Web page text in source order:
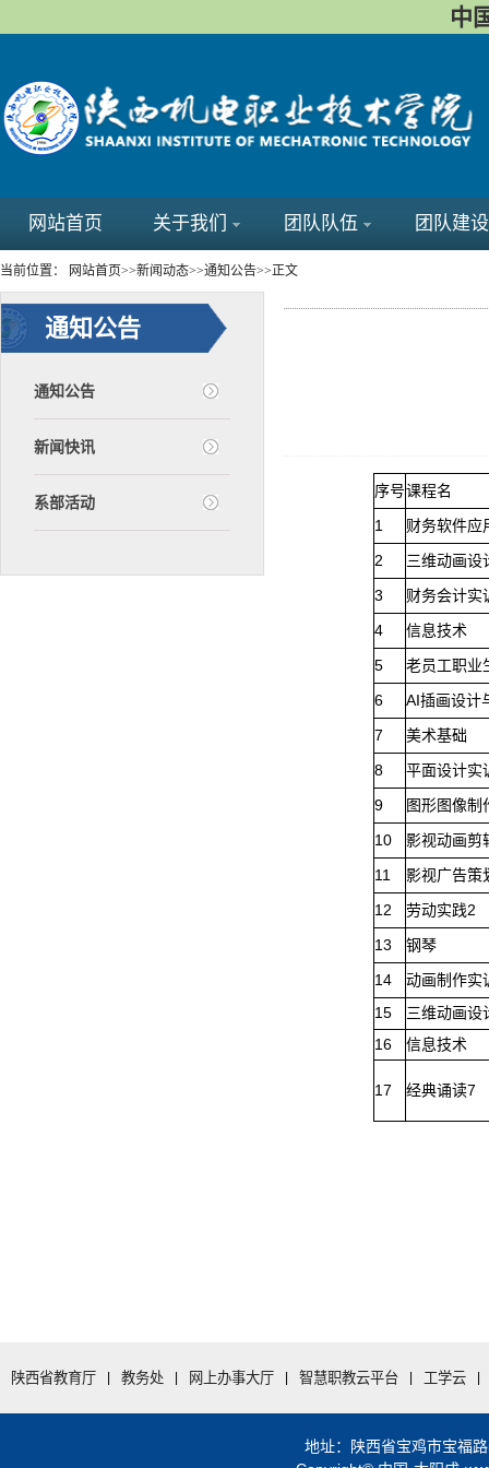
中
网站首页 关于我们 团队队伍 团队建设
当前位置： 网站首页>>新闻动态>>通知公告>>正文
通知公告
通知公告
新闻快讯
系部活动
序号课程名
1
财务软件应
2
三维动画设
3
财务会计实
4
信息技术
5
老员工职业
6
AI插画设计
7
美术基础
8
平面设计实
9
图形图像制
10
影视动画剪
11
影视广告策
12
劳动实践2
13
钢琴
14
动画制作实
15
三维动画设
16
信息技术
17 经典诵读7
陕西省教育厅 教务处 网上办事大厅 智慧职教云平台 工学云
地址：陕西省宝鸡市宝福